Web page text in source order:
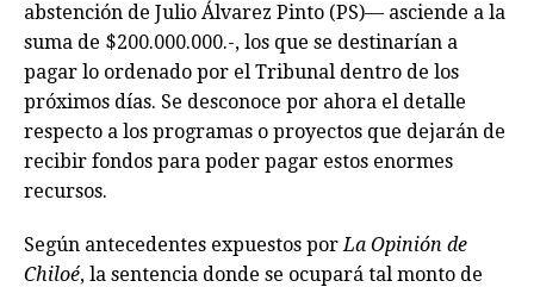
abstención de Julio Álvarez Pinto (PS)— asciende a la
suma de $200.000.000.-, los que se destinarían a
pagar lo ordenado por el Tribunal dentro de los
próximos días. Se desconoce por ahora el detalle
respecto a los programas o proyectos que dejarán de
recibir fondos para poder pagar estos enormes
recursos.
Según antecedentes expuestos porLa Opinión de
Chiloé, la sentencia donde se ocupará tal monto de